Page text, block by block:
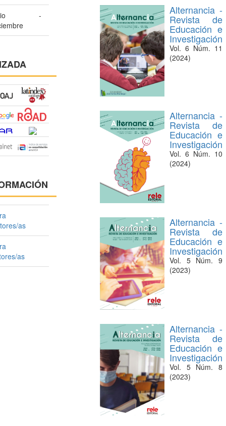
Alternancia -
Revista de
Educación e
Investigación
Vol. 6 Núm. 11
(2024)
Alternancia -
Revista de
Educación e
Investigación
Vol. 6 Núm. 10
(2024)
Alternancia -
Revista de
Educación e
Investigación
Vol. 5 Núm. 9
(2023)
Alternancia -
Revista de
Educación e
Investigación
Vol. 5 Núm. 8
(2023)
-
as
as